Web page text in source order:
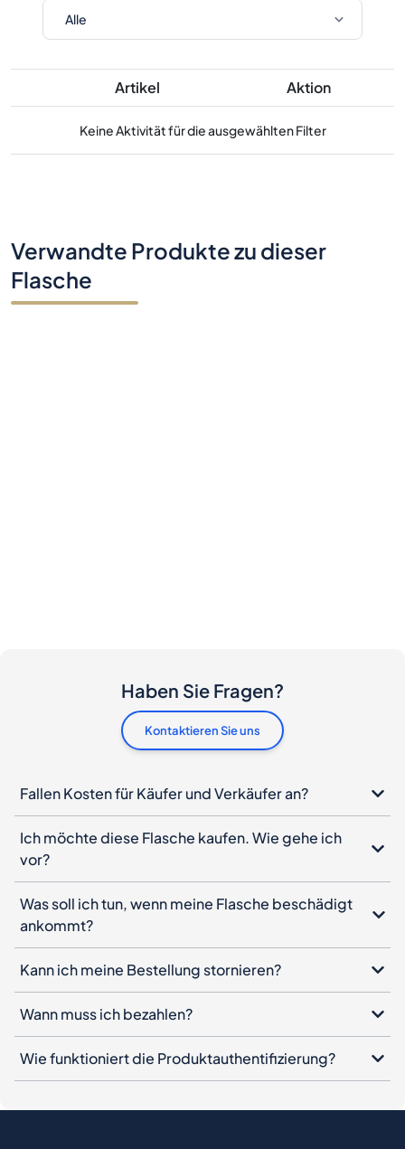
Artikel Aktion
Keine Aktivität für die ausgewählten Filter
Verwandte Produkte zu dieser
Flasche
Haben Sie Fragen?
Kontaktieren Sie uns
Fallen Kosten für Käufer und Verkäufer an?
Ich möchte diese Flasche kaufen. Wie gehe ich
vor?
Was soll ich tun, wenn meine Flasche beschädigt
ankommt?
Kann ich meine Bestellung stornieren?
Wann muss ich bezahlen?
Wie funktioniert die Produktauthentifizierung?